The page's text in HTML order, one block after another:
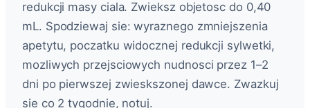
redukcji masy ciala. Zwieksz objetosc do 0,40
mL. Spodziewaj sie: wyraznego zmniejszenia
apetytu, poczatku widocznej redukcji sylwetki,
mozliwych przejsciowych nudnosci przez 1–2
dni po pierwszej zwieskszonej dawce. Zwazkuj
sie co 2 tygodnie, notuj.